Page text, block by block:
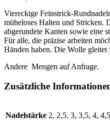
Viereckige Feinstrick-
müheloses Halten und Stricken.
abgerundete Kanten sowie eine
Für alle, die präzise arbeiten
Händen haben. Die Wolle gleitet
Andere Mengen auf Anfrage.
Zusätzliche
Nadelstärke 2, 2,5, 3, 3,5, 4,